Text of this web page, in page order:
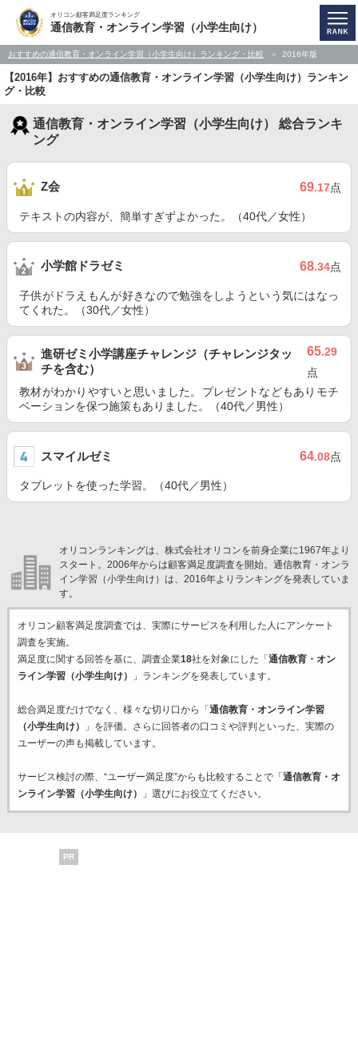
オリコン顧客満足度ランキング
通信教育・オンライン学習（小学生向け）
おすすめの通信教育・オンライン学習（小学生向け）ランキング・比較 2016年版
【2016年】おすすめの通信教育・オンライン学習（小学生向け）ランキン
グ・比較
通信教育・オンライン学習（小学生向け） 総合ランキ
ング
Z会 69.17点
テキストの内容が、簡単すぎずよかった。（40代／女性）
小学館ドラゼミ 68.34点
子供がドラえもんが好きなので勉強をしようという気にはなっ
てくれた。（30代／女性）
進研ゼミ小学講座チャレンジ（チャレンジタッ
チを含む）
65.29
点
教材がわかりやすいと思いました。プレゼントなどもありモチ
ベーションを保つ施策もありました。（40代／男性）
スマイルゼミ 64.08点
タブレットを使った学習。（40代／男性）
オリコンランキングは、株式会社オリコンを前身企業に1967年より
スタート。2006年からは顧客満足度調査を開始。通信教育・オンラ
イン学習（小学生向け）は、2016年よりランキングを発表していま
す。
オリコン顧客満足度調査では、実際にサービスを利用した 人にアンケート
調査を実施。
満足度に関する回答を基に、調査企業18社を対象にした「 通信教育・オン
ライン学習（小学生向け）
」ランキングを発表しています。
総合満足度だけでなく、様々な切り口から「 通信教育・オンライン学習
（小学生向け）
」を評価。さらに回答者の口コミや評判といった、実際の
ユーザーの声も掲載しています。
サービス検討の際、“ユーザー満足度”からも比較することで「 通信教育・オ
ンライン学習（小学生向け）
」選びにお役立てください。
PR